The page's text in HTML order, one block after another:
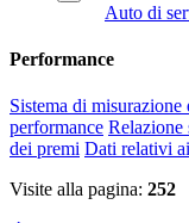
Auto di
Performance
Sistema di
performance Relazione
dei premi Dati relativi
Visite alla pagina: 252